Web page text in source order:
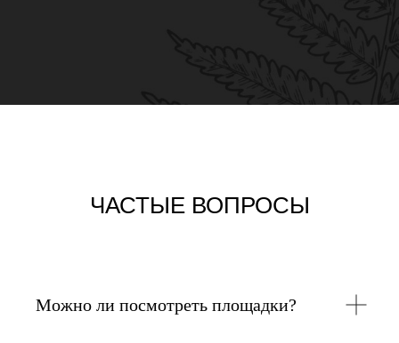
ЧАСТЫЕ ВОПРОСЫ
Можно ли посмотреть площадки?